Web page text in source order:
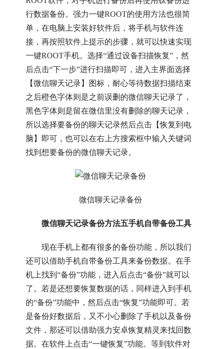
行数据备份。强力一键ROOT的使用方法也很简
单，在电脑上安装好软件后，将手机与软件连
接，再按照软件上提示的步骤，就可以快速实现
一键ROOT手机。选择“通过设备扫描恢复”，然
后点击“下一步”进行扫描即可，进入主界面选择
【微信聊天记录】图标，耐心等待数据扫描结束
之后橙色字体则是之前误删的微信聊天记录了，
黑色字体则是留在微信里没有删除的聊天记录，
所以选择要备份的聊天记录然后点击【恢复到电
脑】即可，也可以在右上方搜索框中输入关键词
找到想要备份的微信聊天记录。
微信聊天记录备份
微信聊天记录备份方法五手机自带备份工具
现在手机上都有很多的备份功能，所以我们
还可以借助手机自带备份工具来备份数据。在手
机上找到“备份”功能，进入后点击“备份”就可以
了。若是还想要恢复数据的话，同样进入到手机
的“备份”功能中，然后点击“恢复”功能即可。若
是备份好数据后，又不小心删除了手机以及备份
文件，那还可以借助强力安卓恢复精灵来找回数
据。在软件上点击“一键恢复”功能。等到软件对